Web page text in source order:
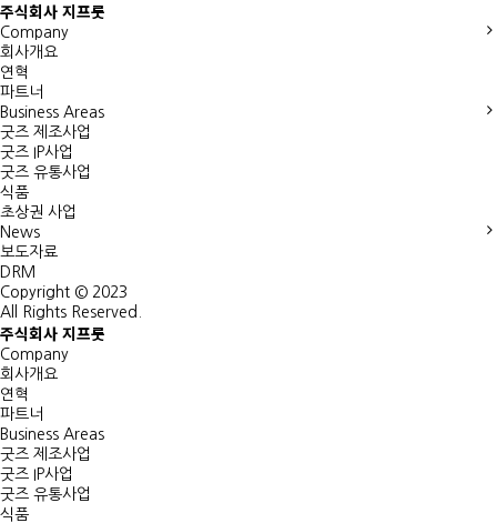
주식회사 지프룻
Company
회사개요
연혁
파트너
Business Areas
굿즈 제조사업
굿즈 IP사업
굿즈 유통사업
식품
초상권 사업
News
보도자료
DRM
Copyright © 2023
All Rights Reserved.
주식회사 지프룻
Company
회사개요
연혁
파트너
Business Areas
굿즈 제조사업
굿즈 IP사업
굿즈 유통사업
식품